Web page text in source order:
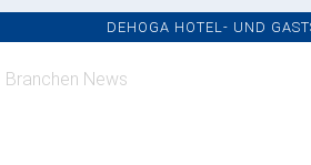
DEHOGA HOTEL- UND
Branchen News